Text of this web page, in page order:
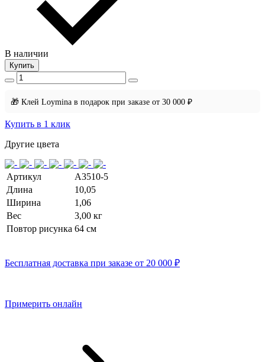
В наличии
Купить
🎁 Клей Loymina в подарок при заказе от 30 000 ₽
Купить в 1 клик
Другие цвета
Артикул
A3510-5
Длина
10,05
Ширина
1,06
Вес
3,00 кг
Повтор рисунка 64 см
Бесплатная доставка при заказе от 20 000 ₽
Примерить онлайн